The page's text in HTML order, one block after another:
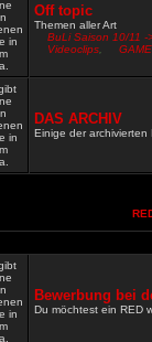
Off topic
Themen aller Art
BuLi Saison 10/11 -
Videoclips
DAS ARCHIV
Einige der
Bewerbung bei
Du möchtest ein RED